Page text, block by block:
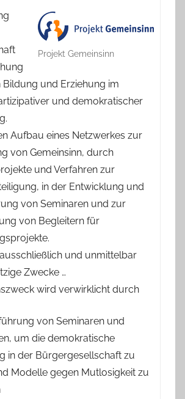
Projekt Gemeinsinn
und Erziehung im
und demokratischer
Aufbau eines Netzwerkes zur
von Gemeinsinn, durch
und Verfahren zur
in der Entwicklung und
von Seminaren und zur
von Begleitern für
und unmittelbar
Zwecke …
wird verwirklicht durch
von Seminaren und
um die demokratische
in der Bürgergesellschaft zu
Modelle gegen Mutlosigkeit zu